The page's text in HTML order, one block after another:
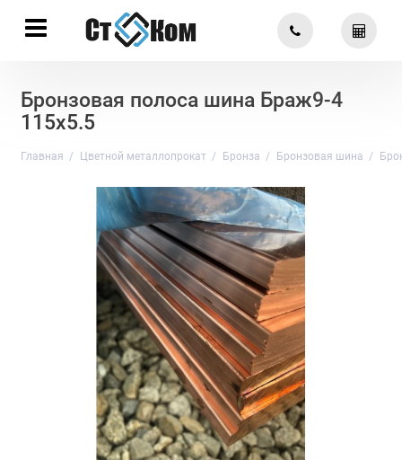
Бронзовая полоса шина Браж9-4
115х5.5
Главная Цветной металлопрокат Бронза Бронзовая шина